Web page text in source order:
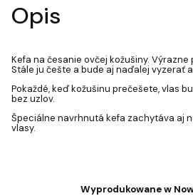
Opis
Kefa na česanie ovčej kožušiny. Výrazne
Stále ju češte a bude aj naďalej vyzerať
Pokaždé, keď kožušinu prečešete, vlas
bez uzlov.
Špeciálne navrhnutá kefa zachytáva aj
vlasy.
Wyprodukowane w